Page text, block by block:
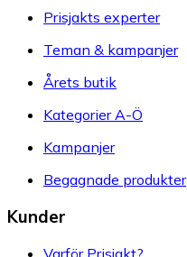
Prisjakts experter
Teman & kampanjer
Årets butik
Kategorier A-Ö
Kampanjer
Begagnade produkter
Kunder
Varför Prisjakt?